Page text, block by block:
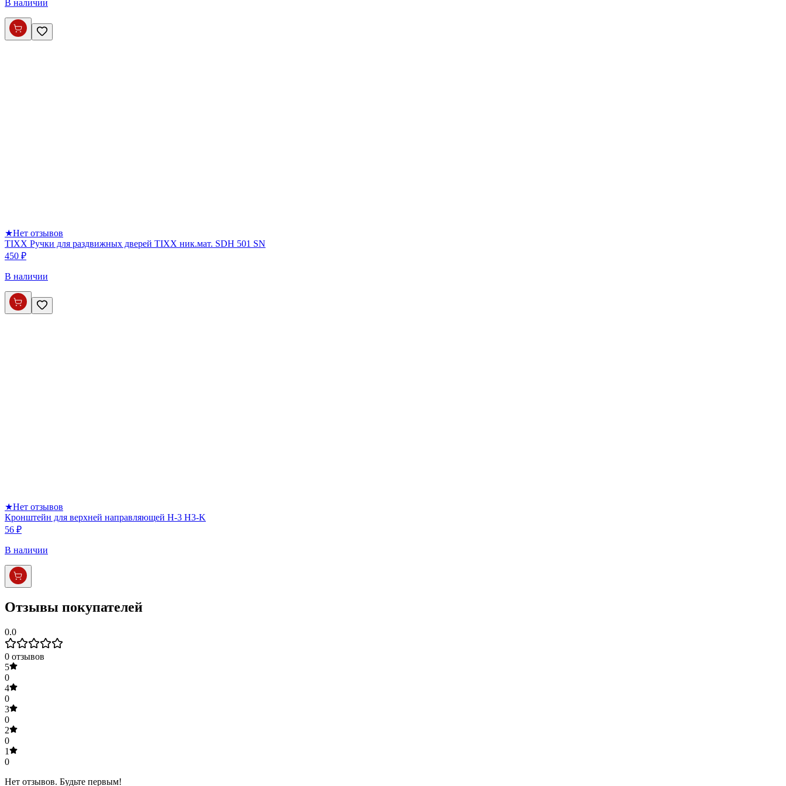
В наличии
★Нет отзывов
TIXX Ручки для раздвижных дверей TIXX ник.мат. SDH 501 SN
450 ₽
В наличии
★Нет отзывов
Кронштейн для верхней направляющей H-3 H3-K
56 ₽
В наличии
Отзывы покупателей
0.0
0 отзывов
5
0
4
0
3
0
2
0
1
0
Нет отзывов. Будьте первым!